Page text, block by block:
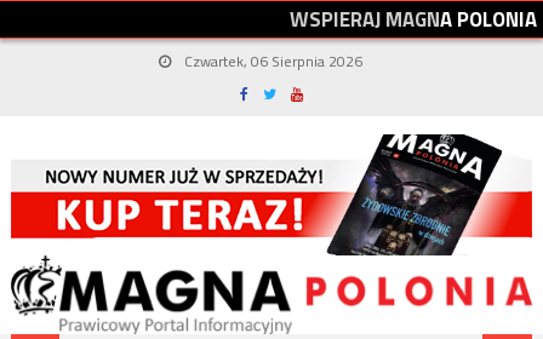
WSPIERAJMAGNAPOLONIA
Czwartek, 06 Sierpnia 2026